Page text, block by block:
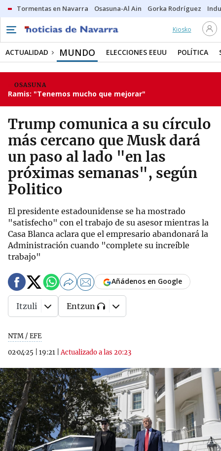
Tormentas en Navarra Osasuna-Al Ain Gorka Rodríguez
Kiosko
ACTUALIDAD MUNDO ELECCIONES EEUU POLÍTICA
OSASUNA
Ramis: "Tenemos mucho que mejorar"
Trump comunica a su círculo
más cercano que Musk dará
un paso al lado "en las
próximas semanas", según
Politico
El presidente estadounidense se ha mostrado
"satisfecho" con el trabajo de su asesor mientras la
Casa Blanca aclara que el empresario abandonará la
Administración cuando "complete su increíble
trabajo"
NTM / EFE
02·04·25
19:21 |Actualizado a las 20:23
Añádenos en Google
Itzuli Entzun